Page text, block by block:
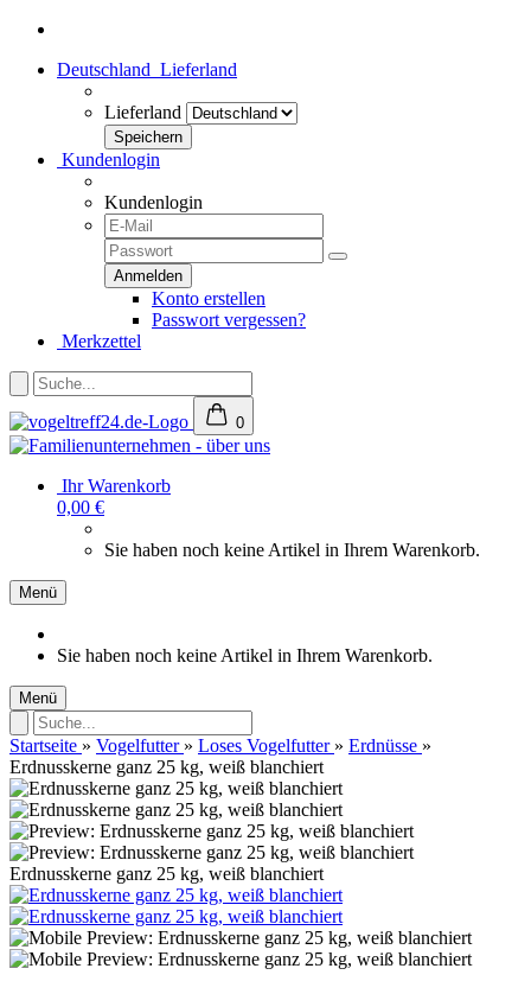
Deutschland Lieferland
Lieferland
Kundenlogin
Kundenlogin
Konto erstellen
Passwort vergessen?
Merkzettel
0
Ihr Warenkorb
0,00 €
Sie haben noch keine Artikel in Ihrem Warenkorb.
Menü
Sie haben noch keine Artikel in Ihrem Warenkorb.
Menü
Startseite » Vogelfutter » Loses Vogelfutter » Erdnüsse »
Erdnusskerne ganz 25 kg, weiß blanchiert
Erdnusskerne ganz 25 kg, weiß blanchiert